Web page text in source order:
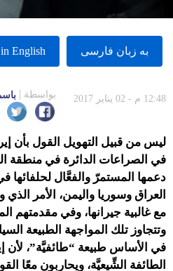
به زبان فارسى English
12:48 م - 02 يناير 2017 بواسطة
ليس من قبيل التهويل القول بأن
في الصراعات الدائرة في منطقة
دعمها المستمرّ والفعَّال
العراق وسوريا واليمن، الأمر
مع غالبية جيرانها، وفي مقدمتهم
وتتجاوز تلك المواجهة الطبيعة
في الأساس طبيعة “طائفيَّة”، لأن
الطائفة الشِّيعيَّة، ويحاربون معًا